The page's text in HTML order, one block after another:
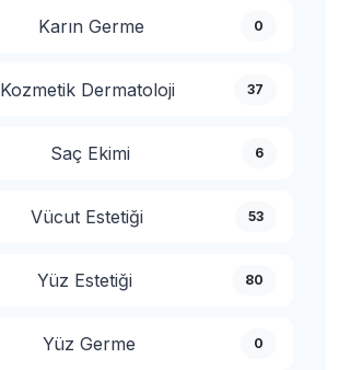
Karın Germe 0
Kozmetik Dermatoloji 37
Saç Ekimi 6
Vücut Estetiği 53
Yüz Estetiği 80
Yüz Germe 0